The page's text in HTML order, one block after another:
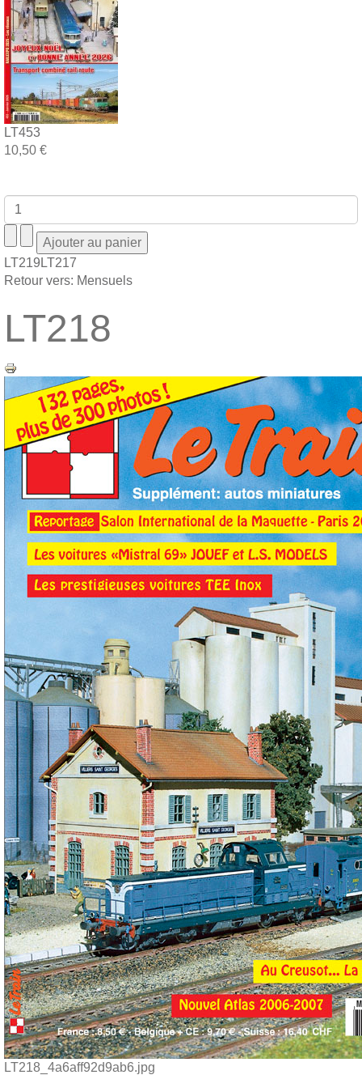
LT453
10,50 €
LT219 LT217
Retour vers: Mensuels
LT218
LT218_4a6aff92d9ab6.jpg